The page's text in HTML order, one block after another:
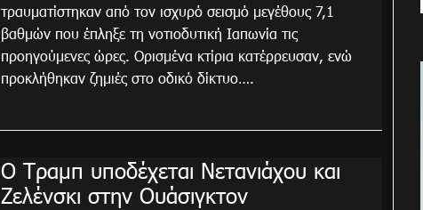
τραυματίστηκαν από τον ισχυρό σεισμό μεγέθους 7,1
βαθμών που έπληξε τη νοτιοδυτική Ιαπωνία τις
προηγούμενες ώρες. Ορισμένα κτίρια κατέρρευσαν, ενώ
προκλήθηκαν ζημιές στο οδικό δίκτυο….
Ο Τραμπ υποδέχεται Νετανιάχου και
Ζελένσκι στην Ουάσιγκτον